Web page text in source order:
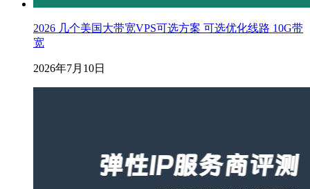
2026 几个美国大带宽VPS可选方案 可选优化线路 10G带
宽
2026年7月10日